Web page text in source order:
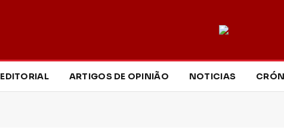
EDITORIAL ARTIGOS DE OPINIÃO NOTICIAS